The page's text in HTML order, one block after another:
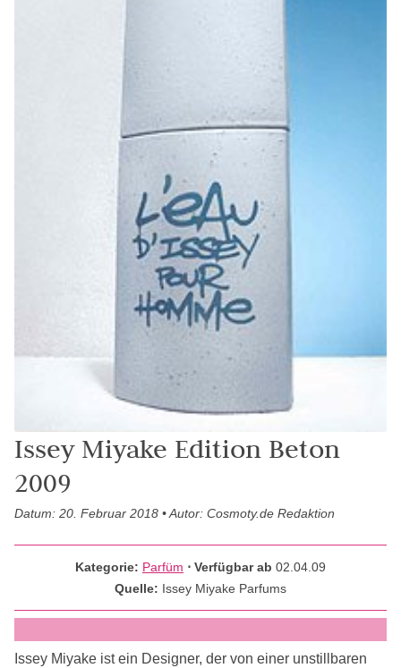
Issey Miyake Edition Beton
2009
Datum: 20. Februar 2018 • Autor: Cosmoty.de Redaktion
Kategorie: Parfüm ⋅ Verfügbar ab 02.04.09
Quelle: Issey Miyake Parfums
Issey Miyake ist ein Designer, der von einer unstillbaren